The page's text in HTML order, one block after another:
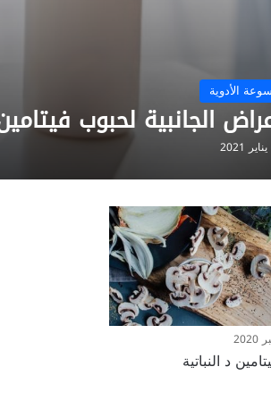
الأدوية
الجانبية لحبوب فيتامين د
د النباتية